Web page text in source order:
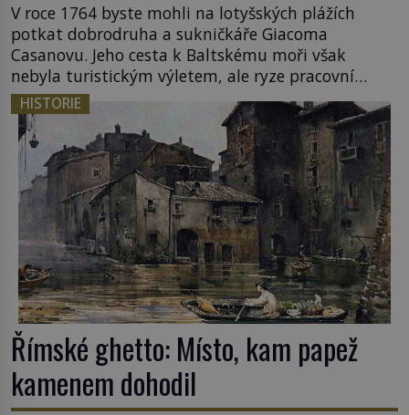
V roce 1764 byste mohli na lotyšských plážích
potkat dobrodruha a sukničkáře Giacoma
Casanovu. Jeho cesta k Baltskému moři však
nebyla turistickým výletem, ale ryze pracovní
cestou se zištnými úmysly. Jaký cíl Casanova
sledoval, když se například procházel uličkami
lotyšské Rigy? Casanova v Pobaltí kontaktoval
tamní zednářské lóže. Nebyl v této oblasti žádným
nováčkem, protože do zednářské […]
HISTORIE
Římské ghetto: Místo, kam papež
kamenem dohodil